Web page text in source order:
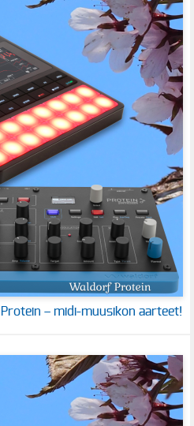
– midi-muusikon aarteet!